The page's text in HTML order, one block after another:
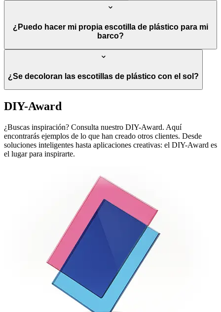
¿Puedo hacer mi propia escotilla de plástico para mi
barco?
¿Se decoloran las escotillas de plástico con el sol?
DIY-Award
¿Buscas inspiración? Consulta nuestro DIY-Award. Aquí
encontrarás ejemplos de lo que han creado otros clientes. Desde
soluciones inteligentes hasta aplicaciones creativas: el DIY-Award es
el lugar para inspirarte.